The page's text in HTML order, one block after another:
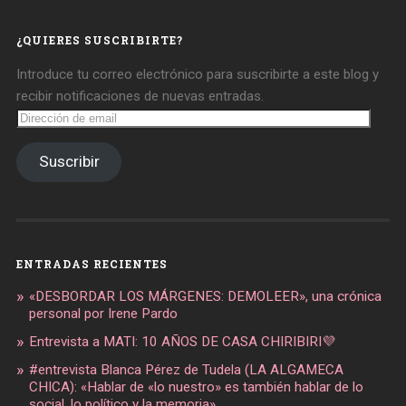
¿QUIERES SUSCRIBIRTE?
Introduce tu correo electrónico para suscribirte a este blog y
recibir notificaciones de nuevas entradas.
Dirección
de
Suscribir
ENTRADAS RECIENTES
«DESBORDAR LOS MÁRGENES: DEMOLEER», una crónica
personal por Irene Pardo
Entrevista a MATI: 10 AÑOS DE CASA CHIRIBIRI💜
#entrevista Blanca Pérez de Tudela (LA ALGAMECA
CHICA): «Hablar de «lo nuestro» es también hablar de lo